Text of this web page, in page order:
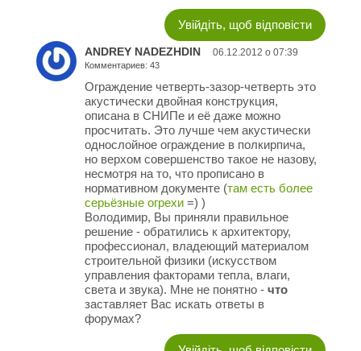
Увійдіть, щоб відповісти
ANDREY NADEZHDIN 06.12.2012 о 07:39
Комментариев: 43
Ограждение четверть-зазор-четверть это
акустически двойная конструкция,
описана в СНИПе и её даже можно
просчитать. Это лучше чем акустически
однослойное ограждение в полкирпича,
но верхом совершенство такое не назову,
несмотря на то, что прописано в
нормативном документе (там есть более
серьёзные огрехи =) )
Володимир, Вы приняли правильное
решение - обратились к архитектору,
профессионал, владеющий материалом
строительной физики (искусством
управления факторами тепла, влаги,
света и звука). Мне не понятно - что
заставляет Вас искать ответы в
форумах?